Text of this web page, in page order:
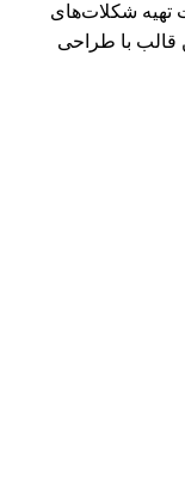
پرتغال جهت تهیه شکلات‌های
قالب با طراحی